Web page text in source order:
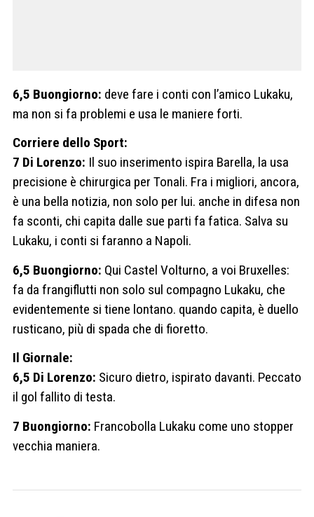
6,5 Buongiorno: deve fare i conti con l’amico Lukaku,
ma non si fa problemi e usa le maniere forti.
Corriere dello Sport:
7 Di Lorenzo: Il suo inserimento ispira Barella, la usa
precisione è chirurgica per Tonali. Fra i migliori, ancora,
è una bella notizia, non solo per lui. anche in difesa non
fa sconti, chi capita dalle sue parti fa fatica. Salva su
Lukaku, i conti si faranno a Napoli.
6,5 Buongiorno: Qui Castel Volturno, a voi Bruxelles:
fa da frangiflutti non solo sul compagno Lukaku, che
evidentemente si tiene lontano. quando capita, è duello
rusticano, più di spada che di fioretto.
Il Giornale:
6,5 Di Lorenzo: Sicuro dietro, ispirato davanti. Peccato
il gol fallito di testa.
7 Buongiorno: Francobolla Lukaku come uno stopper
vecchia maniera.